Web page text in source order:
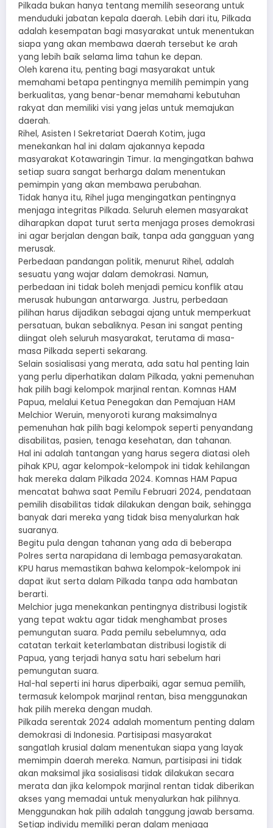
Pilkada bukan hanya tentang memilih seseorang untuk
menduduki jabatan kepala daerah. Lebih dari itu, Pilkada
adalah kesempatan bagi masyarakat untuk menentukan
siapa yang akan membawa daerah tersebut ke arah
yang lebih baik selama lima tahun ke depan.
Oleh karena itu, penting bagi masyarakat untuk
memahami betapa pentingnya memilih pemimpin yang
berkualitas, yang benar-benar memahami kebutuhan
rakyat dan memiliki visi yang jelas untuk memajukan
daerah.
Rihel, Asisten I Sekretariat Daerah Kotim, juga
menekankan hal ini dalam ajakannya kepada
masyarakat Kotawaringin Timur. Ia mengingatkan bahwa
setiap suara sangat berharga dalam menentukan
pemimpin yang akan membawa perubahan.
Tidak hanya itu, Rihel juga mengingatkan pentingnya
menjaga integritas Pilkada. Seluruh elemen masyarakat
diharapkan dapat turut serta menjaga proses demokrasi
ini agar berjalan dengan baik, tanpa ada gangguan yang
merusak.
Perbedaan pandangan politik, menurut Rihel, adalah
sesuatu yang wajar dalam demokrasi. Namun,
perbedaan ini tidak boleh menjadi pemicu konflik atau
merusak hubungan antarwarga. Justru, perbedaan
pilihan harus dijadikan sebagai ajang untuk memperkuat
persatuan, bukan sebaliknya. Pesan ini sangat penting
diingat oleh seluruh masyarakat, terutama di masa-
masa Pilkada seperti sekarang.
Selain sosialisasi yang merata, ada satu hal penting lain
yang perlu diperhatikan dalam Pilkada, yakni pemenuhan
hak pilih bagi kelompok marjinal rentan. Komnas HAM
Papua, melalui Ketua Penegakan dan Pemajuan HAM
Melchior Weruin, menyoroti kurang maksimalnya
pemenuhan hak pilih bagi kelompok seperti penyandang
disabilitas, pasien, tenaga kesehatan, dan tahanan.
Hal ini adalah tantangan yang harus segera diatasi oleh
pihak KPU, agar kelompok-kelompok ini tidak kehilangan
hak mereka dalam Pilkada 2024. Komnas HAM Papua
mencatat bahwa saat Pemilu Februari 2024, pendataan
pemilih disabilitas tidak dilakukan dengan baik, sehingga
banyak dari mereka yang tidak bisa menyalurkan hak
suaranya.
Begitu pula dengan tahanan yang ada di beberapa
Polres serta narapidana di lembaga pemasyarakatan.
KPU harus memastikan bahwa kelompok-kelompok ini
dapat ikut serta dalam Pilkada tanpa ada hambatan
berarti.
Melchior juga menekankan pentingnya distribusi logistik
yang tepat waktu agar tidak menghambat proses
pemungutan suara. Pada pemilu sebelumnya, ada
catatan terkait keterlambatan distribusi logistik di
Papua, yang terjadi hanya satu hari sebelum hari
pemungutan suara.
Hal-hal seperti ini harus diperbaiki, agar semua pemilih,
termasuk kelompok marjinal rentan, bisa menggunakan
hak pilih mereka dengan mudah.
Pilkada serentak 2024 adalah momentum penting dalam
demokrasi di Indonesia. Partisipasi masyarakat
sangatlah krusial dalam menentukan siapa yang layak
memimpin daerah mereka. Namun, partisipasi ini tidak
akan maksimal jika sosialisasi tidak dilakukan secara
merata dan jika kelompok marjinal rentan tidak diberikan
akses yang memadai untuk menyalurkan hak pilihnya.
Menggunakan hak pilih adalah tanggung jawab bersama.
Setiap individu memiliki peran dalam menjaga